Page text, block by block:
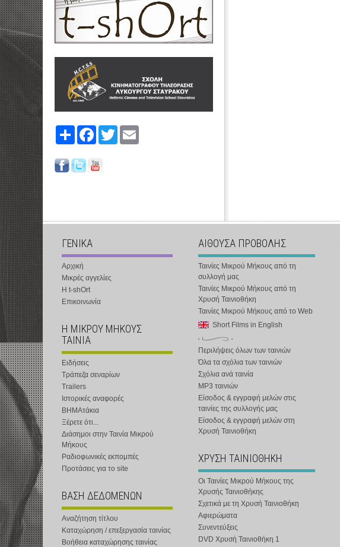
Share FacebookTwitter
ΓΕΝΙΚΑ
Αρχική
Μικρές αγγελίες
Η t-shOrt
Επικοινωνία
Η ΜΙΚΡΟΥ ΜΗΚΟΥΣ
ΤΑΙΝΙΑ
Ειδήσεις
Τράπεζα σεναρίων
Trailers
Ιστορικές αναφορές
ΒΗΜΑτάκια
Ξέρετε ότι...
Διάσημοι στην Ταινία Μικρού
Μήκους
Ραδιοφωνικές εκπομπές
Προτάσεις για το site
ΒΑΣΗ ΔΕΔΟΜΕΝΩΝ
Αναζήτηση τίτλου
Καταχώρηση / επεξεργασία ταινίας
Βοήθεια καταχώρησης ταινίας
ΑΙΘΟΥΣΑ ΠΡΟΒΟΛΗΣ
Ταινίες Μικρού Μήκους από τη
συλλογή μας
Ταινίες Μικρού Μήκους από τη
Χρυσή Ταινιοθήκη
Ταινίες Μικρού Μήκους από το Web
Short Films in English
Περιλήψεις όλων των ταινιών
Όλα τα σχόλια των ταινιών
Σχόλια ανά ταινία
MP3 ταινιών
Είσοδος & εγγραφή μελών στις
ταινίες της συλλογής μας
Είσοδος & εγγραφή μελών στη
Χρυσή Ταινιοθήκη
ΧΡΥΣΗ ΤΑΙΝΙΟΘΗΚΗ
Οι Ταινίες Μικρού Μήκους της
Χρυσής Ταινιοθήκης
Σχετικά με τη Χρυσή Ταινιοθήκη
Αφιερώματα
Συνεντεύξεις
DVD Χρυσή Ταινιοθήκη 1